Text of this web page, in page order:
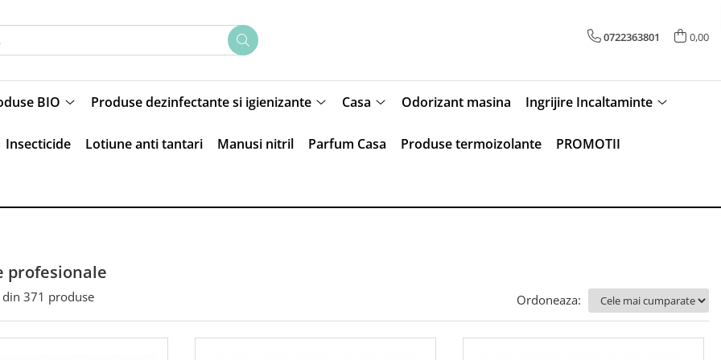
0722363801 0,00
BIO Produse dezinfectante si igienizante Casa Odorizant masina Ingrijire Incaltaminte
Insecticide Lotiune anti tantari Manusi nitril Parfum Casa Produse termoizolante PROMOTII
profesionale
din 371 produse Ordoneaza: